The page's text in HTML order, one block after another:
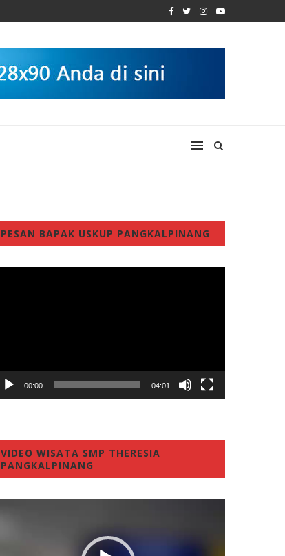
PESAN BAPAK USKUP PANGKALPINANG
00:00 04:01
VIDEO WISATA SMP THERESIA
PANGKALPINANG